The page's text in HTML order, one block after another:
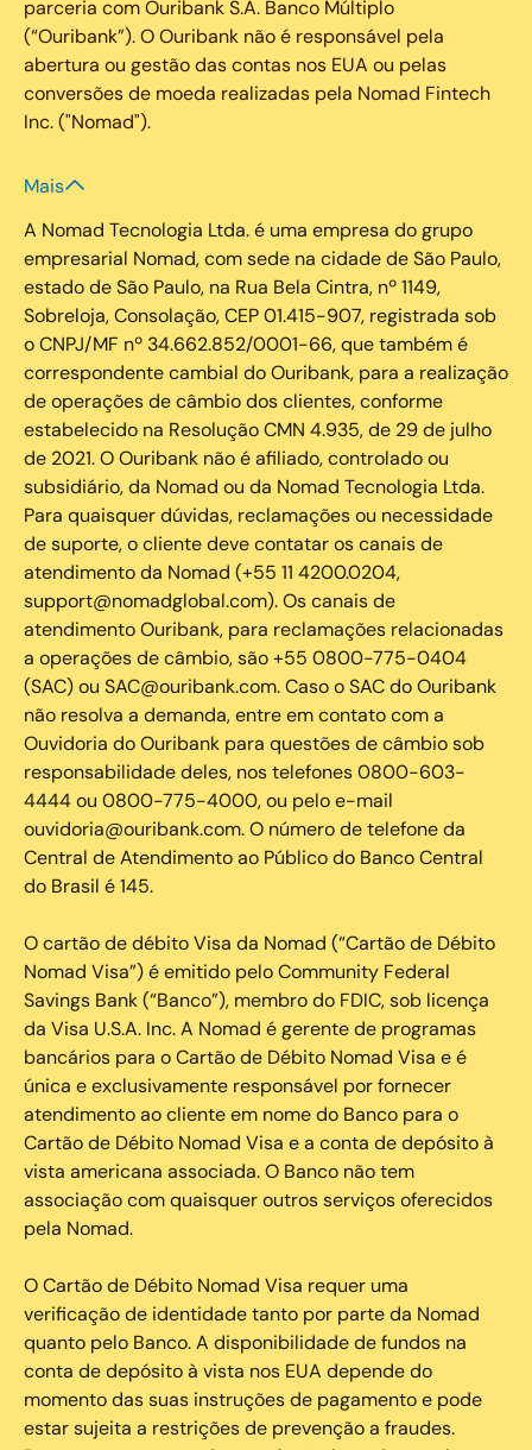
parceria com Ouribank S.A. Banco Múltiplo
(“Ouribank”). O Ouribank não é responsável pela
abertura ou gestão das contas nos EUA ou pelas
conversões de moeda realizadas pela Nomad Fintech
Inc. ("Nomad").
Mais
A Nomad Tecnologia Ltda. é uma empresa do grupo
empresarial Nomad, com sede na cidade de São Paulo,
estado de São Paulo, na Rua Bela Cintra, nº 1149,
Sobreloja, Consolação, CEP 01.415-907, registrada sob
o CNPJ/MF nº 34.662.852/0001-66, que também é
correspondente cambial do Ouribank, para a realização
de operações de câmbio dos clientes, conforme
estabelecido na Resolução CMN 4.935, de 29 de julho
de 2021. O Ouribank não é afiliado, controlado ou
subsidiário, da Nomad ou da Nomad Tecnologia Ltda.
Para quaisquer dúvidas, reclamações ou necessidade
de suporte, o cliente deve contatar os canais de
atendimento da Nomad (+55 11 4200.0204,
support@nomadglobal.com). Os canais de
atendimento Ouribank, para reclamações relacionadas
a operações de câmbio, são +55 0800-775-0404
(SAC) ou SAC@ouribank.com. Caso o SAC do Ouribank
não resolva a demanda, entre em contato com a
Ouvidoria do Ouribank para questões de câmbio sob
responsabilidade deles, nos telefones 0800-603-
4444 ou 0800-775-4000, ou pelo e-mail
ouvidoria@ouribank.com. O número de telefone da
Central de Atendimento ao Público do Banco Central
do Brasil é 145.
O cartão de débito Visa da Nomad (“Cartão de Débito
Nomad Visa”) é emitido pelo Community Federal
Savings Bank (“Banco”), membro do FDIC, sob licença
da Visa U.S.A. Inc. A Nomad é gerente de programas
bancários para o Cartão de Débito Nomad Visa e é
única e exclusivamente responsável por fornecer
atendimento ao cliente em nome do Banco para o
Cartão de Débito Nomad Visa e a conta de depósito à
vista americana associada. O Banco não tem
associação com quaisquer outros serviços oferecidos
pela Nomad.
O Cartão de Débito Nomad Visa requer uma
verificação de identidade tanto por parte da Nomad
quanto pelo Banco. A disponibilidade de fundos na
conta de depósito à vista nos EUA depende do
momento das suas instruções de pagamento e pode
estar sujeita a restrições de prevenção a fraudes.